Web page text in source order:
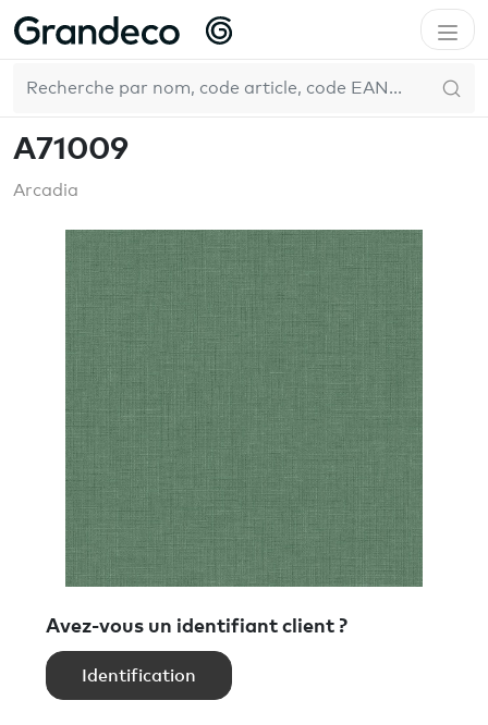
Accueil GrandecoLife Arcadia
A71009
Arcadia
Avez-vous un identifiant client ?
Identification